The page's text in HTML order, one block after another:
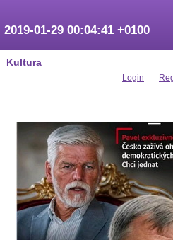
Kultura
2019-01-29 00:04:41 +0100
Login